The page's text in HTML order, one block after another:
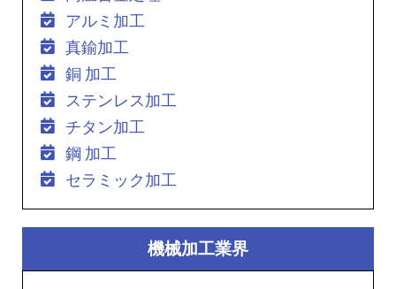
アルミ加工
真鍮加工
銅 加工
ステンレス加工
チタン加工
鋼 加工
セラミック加工
機械加工業界